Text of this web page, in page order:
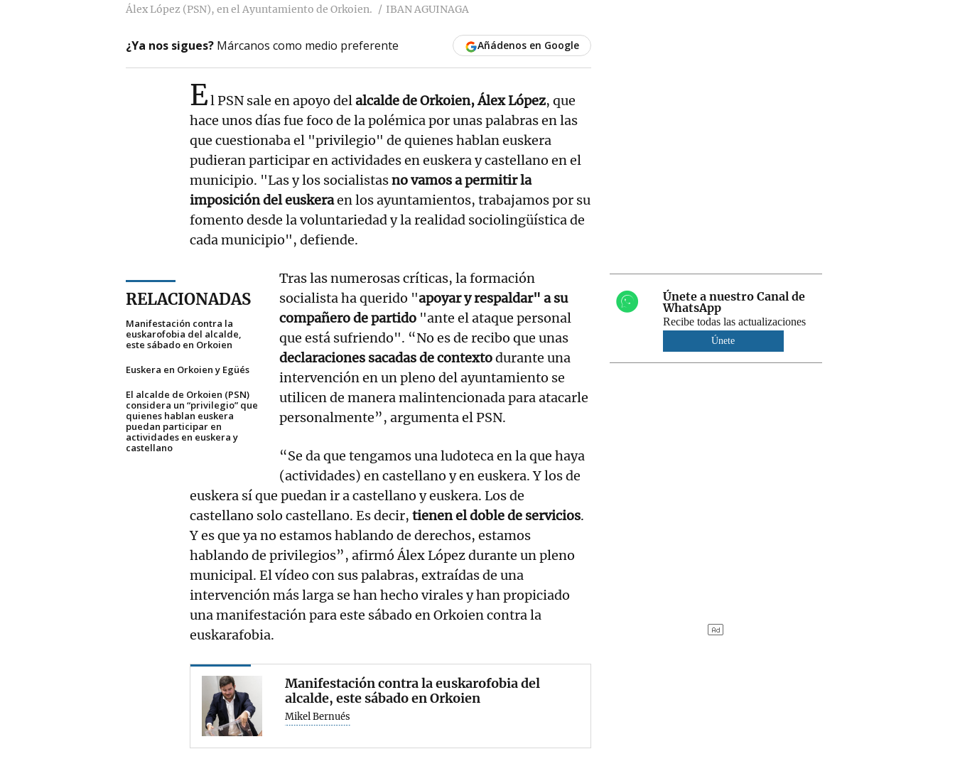
Álex López (PSN), en el Ayuntamiento de Orkoien. IBAN AGUINAGA
¿Ya nos sigues? Márcanos como medio preferente Añádenos en Google
El PSN sale en apoyo delalcalde de Orkoien, Álex López, que
hace unos días fue foco de la polémica por unas palabras en las
que cuestionaba el "privilegio" de quienes hablan euskera
pudieran participar en actividades en euskera y castellano en el
municipio. "Las y los socialistasno vamos a permitir la
imposición del euskeraen los ayuntamientos, trabajamos por su
fomento desde la voluntariedad y la realidad sociolingüística de
cada municipio", defiende.
RELACIONADAS
Manifestación contra la
euskarofobia del alcalde,
este sábado en Orkoien
Euskera en Orkoien y Egüés
El alcalde de Orkoien (PSN)
considera un “privilegio” que
quienes hablan euskera
puedan participar en
actividades en euskera y
castellano
Tras las numerosas críticas, la formación
socialista ha querido "apoyar y respaldar" a su
compañero de partido "ante el ataque personal
que está sufriendo". “No es de recibo que unas
declaraciones sacadas de contextodurante una
intervención en un pleno del ayuntamiento se
utilicen de manera malintencionada para atacarle
personalmente”, argumenta el PSN.
“Se da que tengamos una ludoteca en la que haya
(actividades) en castellano y en euskera. Y los de
euskera sí que puedan ir a castellano y euskera. Los de
castellano solo castellano. Es decir, tienen el doble de servicios.
Y es que ya no estamos hablando de derechos, estamos
hablando de privilegios”, afirmó Álex López durante un pleno
municipal. El vídeo con sus palabras, extraídas de una
intervención más larga se han hecho virales y han propiciado
una manifestación para este sábado en Orkoien contra la
euskarafobia.
Manifestación contra la euskarofobia del
alcalde, este sábado en Orkoien
Mikel Bernués
Únete a nuestro Canal de
WhatsApp
Recibe todas las actualizaciones
Únete